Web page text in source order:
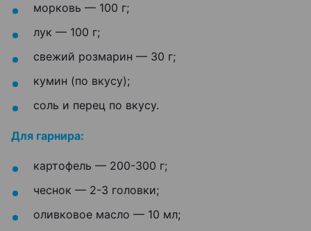
морковь — 100 г;
лук — 100 г;
свежий розмарин — 30 г;
кумин (по вкусу);
соль и перец по вкусу.
Для гарнира:
картофель — 200-300 г;
чеснок — 2-3 головки;
оливковое масло — 10 мл;